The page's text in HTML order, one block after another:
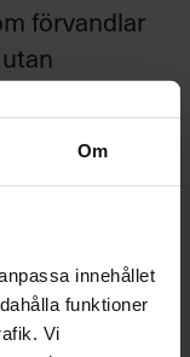
Om
innehållet
funktioner
Vi
förvandlar
– vara
till